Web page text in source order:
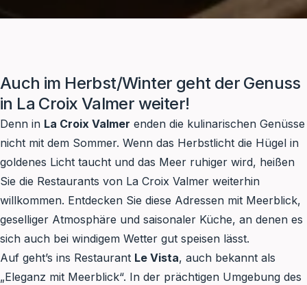
Auch im Herbst/Winter geht der Genuss
in La Croix Valmer weiter!
Denn in La Croix Valmer enden die kulinarischen Genüsse
nicht mit dem Sommer. Wenn das Herbstlicht die Hügel in
goldenes Licht taucht und das Meer ruhiger wird, heißen
Sie die Restaurants von La Croix Valmer weiterhin
willkommen. Entdecken Sie diese Adressen mit Meerblick,
geselliger Atmosphäre und saisonaler Küche, an denen es
sich auch bei windigem Wetter gut speisen lässt.
Auf geht’s ins Restaurant Le Vista, auch bekannt als
„Eleganz mit Meerblick“. In der prächtigen Umgebung des